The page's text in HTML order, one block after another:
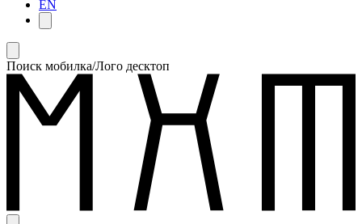
EN
Поиск мобилка/Лого десктоп